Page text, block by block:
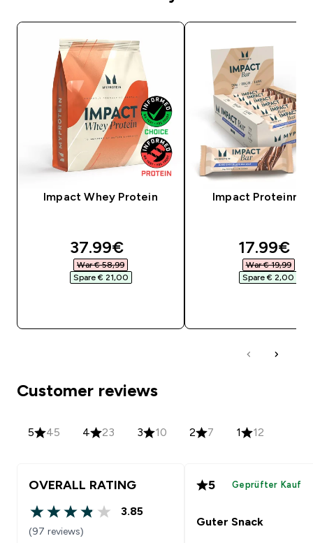
Impact Whey Protein
discounted price
37.99€‎
War € 58,99‎
Spare € 21,00‎
Impact
17.99€‎
War € 19,99‎
Spare € 2,00‎
Customer reviews
5 45 4 23 3 10 2 7 1 12
OVERALL RATING
3.85 out of 5 stars
3.85
(97 reviews)
5 Geprüfter Kauf
Guter Snack